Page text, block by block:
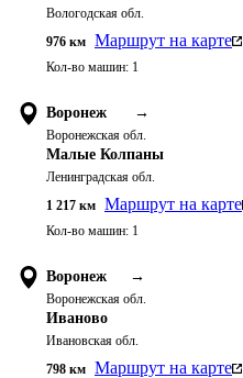
Вологодская обл.
976 км Маршрут на карте
Кол-во машин: 1
Воронеж →
Воронежская обл.
Малые Колпаны
Ленинградская обл.
1 217 км Маршрут на карте
Кол-во машин: 1
Воронеж →
Воронежская обл.
Иваново
Ивановская обл.
798 км Маршрут на карте